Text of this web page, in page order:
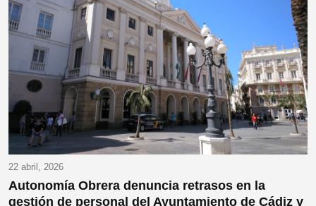
22 abril, 2026
Autonomía Obrera denuncia retrasos en la
gestión de personal del Ayuntamiento de Cádiz y